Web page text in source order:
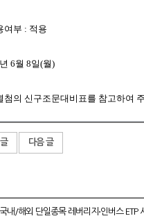
여부 : 적용
년 6월 8일(월)
첨의 신구조문대비표를 참고하여
다음 글
국내/해외 단일종목 레버리지⋅인버스 ETP